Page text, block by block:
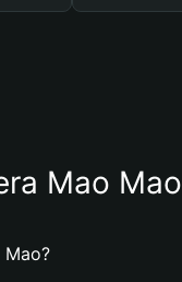
Mao Mao
Mao?